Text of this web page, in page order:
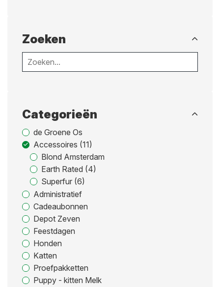
Zoeken
Categorieën
de Groene Os
Accessoires (11)
Blond Amsterdam
Earth Rated (4)
Superfur (6)
Administratief
Cadeaubonnen
Depot Zeven
Feestdagen
Honden
Katten
Proefpakketten
Puppy - kitten Melk